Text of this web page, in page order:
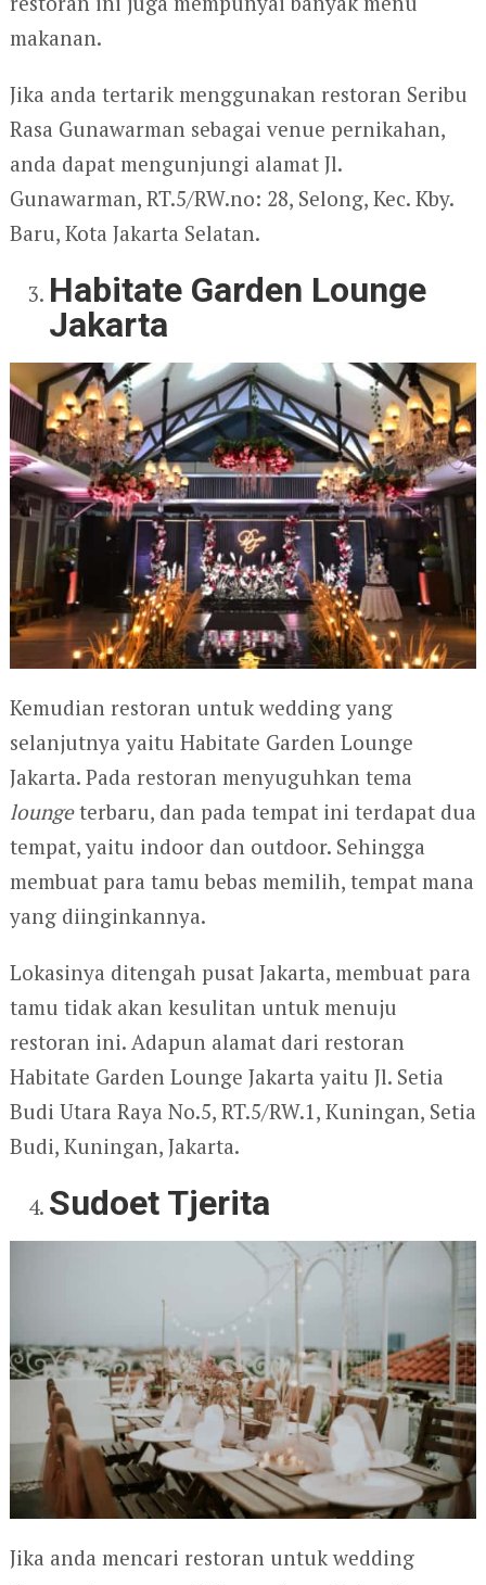
makanan.
Jika anda tertarik menggunakan restoran Seribu
Rasa Gunawarman sebagai venue pernikahan,
anda dapat mengunjungi alamat Jl.
Gunawarman, RT.5/RW.no: 28, Selong, Kec. Kby.
Baru, Kota Jakarta Selatan.
Habitate Garden Lounge
Jakarta
Kemudian restoran untuk wedding yang
selanjutnya yaitu Habitate Garden Lounge
Jakarta. Pada restoran menyuguhkan tema
loungeterbaru, dan pada tempat ini terdapat dua
tempat, yaitu indoor dan outdoor. Sehingga
membuat para tamu bebas memilih, tempat mana
yang diinginkannya.
Lokasinya ditengah pusat Jakarta, membuat para
tamu tidak akan kesulitan untuk menuju
restoran ini. Adapun alamat dari restoran
Habitate Garden Lounge Jakarta yaitu Jl. Setia
Budi Utara Raya No.5, RT.5/RW.1, Kuningan, Setia
Budi, Kuningan, Jakarta.
Sudoet Tjerita
Jika anda mencari restoran untuk wedding